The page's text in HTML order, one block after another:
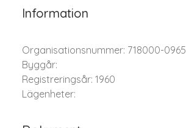
Information
Organisationsnummer: 718000-0965
Byggår:
Registreringsår: 1960
Lägenheter: